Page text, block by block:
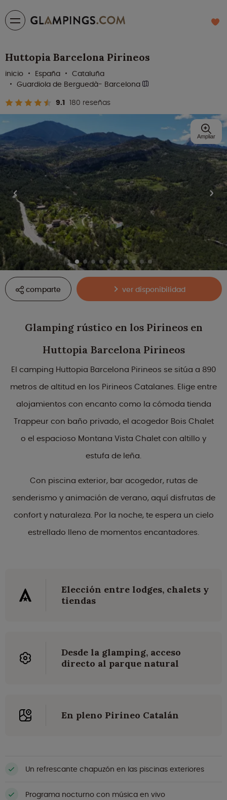
Huttopia Barcelona Pirineos
9.1 180 reseñas
inicio España
Cataluña
Guardiola de Berguedà- Barcelona
comparte ver disponibilidad
Ampliar
Glamping rústico en los Pirineos en
Huttopia Barcelona Pirineos
El camping Huttopia Barcelona Pirineos se sitúa a 890
metros de altitud en los Pirineos Catalanes. Elige entre
alojamientos con encanto como la cómoda tienda
Trappeur con baño privado, el acogedor Bois Chalet
o el espacioso Montana Vista Chalet con altillo y
estufa de leña.
Con piscina exterior, bar acogedor, rutas de
senderismo y animación de verano, aquí disfrutas de
confort y naturaleza. Por la noche, te espera un cielo
estrellado lleno de momentos encantadores.
Elección entre lodges, chalets y
tiendas
Desde la glamping, acceso
directo al parque natural
En pleno Pirineo Catalán
Un refrescante chapuzón en las piscinas exteriores
Programa nocturno con música en vivo